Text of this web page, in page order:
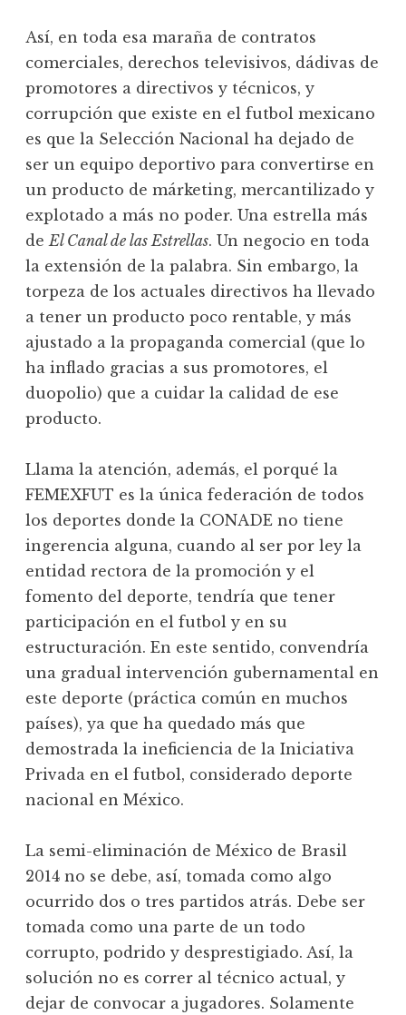
Así, en toda esa maraña de contratos
comerciales, derechos televisivos, dádivas de
promotores a directivos y técnicos, y
corrupción que existe en el futbol mexicano
es que la Selección Nacional ha dejado de
ser un equipo deportivo para convertirse en
un producto de márketing, mercantilizado y
explotado a más no poder. Una estrella más
de El Canal de las Estrellas. Un negocio en toda
la extensión de la palabra. Sin embargo, la
torpeza de los actuales directivos ha llevado
a tener un producto poco rentable, y más
ajustado a la propaganda comercial (que lo
ha inflado gracias a sus promotores, el
duopolio) que a cuidar la calidad de ese
producto.
Llama la atención, además, el porqué la
FEMEXFUT es la única federación de todos
los deportes donde la CONADE no tiene
ingerencia alguna, cuando al ser por ley la
entidad rectora de la promoción y el
fomento del deporte, tendría que tener
participación en el futbol y en su
estructuración. En este sentido, convendría
una gradual intervención gubernamental en
este deporte (práctica común en muchos
países), ya que ha quedado más que
demostrada la ineficiencia de la Iniciativa
Privada en el futbol, considerado deporte
nacional en México.
La semi-eliminación de México de Brasil
2014 no se debe, así, tomada como algo
ocurrido dos o tres partidos atrás. Debe ser
tomada como una parte de un todo
corrupto, podrido y desprestigiado. Así, la
solución no es correr al técnico actual, y
dejar de convocar a jugadores. Solamente